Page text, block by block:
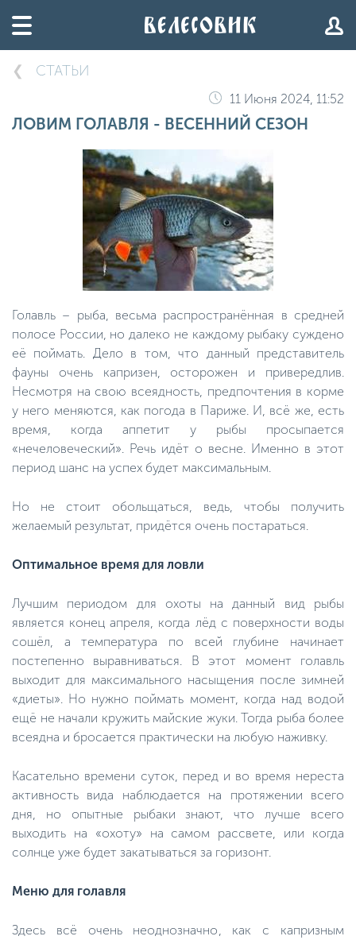
СТАТЬИ
11 Июня 2024, 11:52
ЛОВИМ ГОЛАВЛЯ - ВЕСЕННИЙ СЕЗОН
Голавль – рыба, весьма распространённая в средней
полосе России, но далеко не каждому рыбаку суждено
её поймать. Дело в том, что данный представитель
фауны очень капризен, осторожен и привередлив.
Несмотря на свою всеядность, предпочтения в корме
у него меняются, как погода в Париже. И, всё же, есть
время, когда аппетит у рыбы просыпается
«нечеловеческий». Речь идёт о весне. Именно в этот
период шанс на успех будет максимальным.
Но не стоит обольщаться, ведь, чтобы получить
желаемый результат, придётся очень постараться.
Оптимальное время для ловли
Лучшим периодом для охоты на данный вид рыбы
является конец апреля, когда лёд с поверхности воды
сошёл, а температура по всей глубине начинает
постепенно выравниваться. В этот момент голавль
выходит для максимального насыщения после зимней
«диеты». Но нужно поймать момент, когда над водой
ещё не начали кружить майские жуки. Тогда рыба более
всеядна и бросается практически на любую наживку.
Касательно времени суток, перед и во время нереста
активность вида наблюдается на протяжении всего
дня, но опытные рыбаки знают, что лучше всего
выходить на «охоту» на самом рассвете, или когда
солнце уже будет закатываться за горизонт.
Меню для голавля
Здесь всё очень неоднозначно, как с капризным